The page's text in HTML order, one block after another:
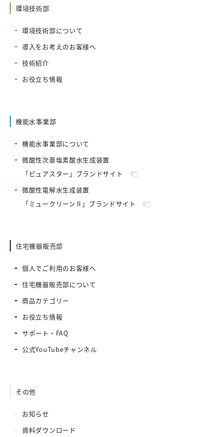
環境技術部
環境技術部について
導入をお考えのお客様へ
技術紹介
お役立ち情報
機能水事業部
機能水事業部について
微酸性次亜塩素酸水生成装置
「ピュアスター」ブランドサイト
微酸性電解水生成装置
「ミュークリーンⅡ」ブランドサイト
住宅機器販売部
個人でご利用のお客様へ
住宅機器販売部について
商品カテゴリー
お役立ち情報
サポート・FAQ
公式YouTubeチャンネル
その他
お知らせ
資料ダウンロード